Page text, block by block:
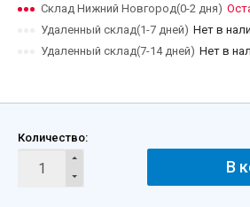
Склад Нижний Новгород(0-2 дня)
Удаленный склад(1-7 дней) Нет в
Удаленный склад(7-14 дней) Нет в
Количество:
В